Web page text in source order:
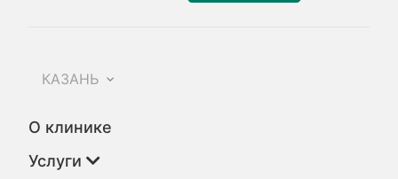
КАЗАНЬ
О клинике
Услуги